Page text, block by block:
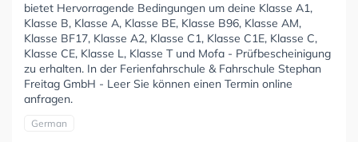
bietet Hervorragende Bedingungen um deine Klasse A1,
Klasse B, Klasse A, Klasse BE, Klasse B96, Klasse AM,
Klasse BF17, Klasse A2, Klasse C1, Klasse C1E, Klasse C,
Klasse CE, Klasse L, Klasse T und Mofa - Prüfbescheinigung
zu erhalten. In der Ferienfahrschule & Fahrschule Stephan
Freitag GmbH - Leer Sie können einen Termin online
anfragen.
German